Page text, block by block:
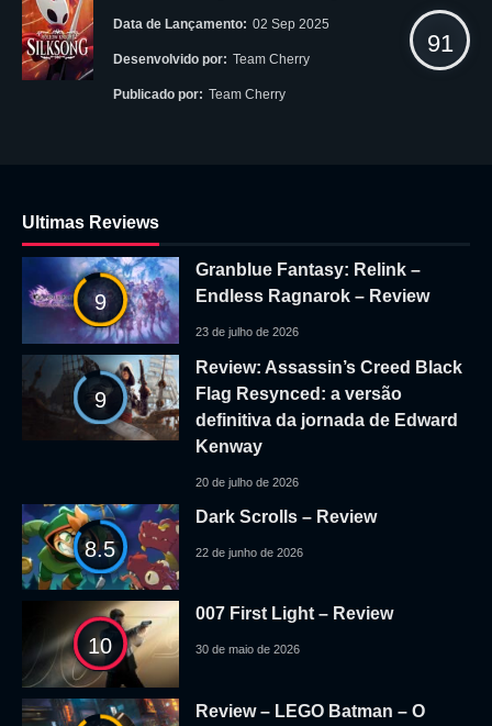
Data de Lançamento: 02 Sep 2025
Desenvolvido por: Team Cherry
Publicado por: Team Cherry
91
Ultimas Reviews
9
Granblue Fantasy: Relink –
Endless Ragnarok – Review
23 de julho de 2026
9
Review: Assassin’s Creed Black
Flag Resynced: a versão
definitiva da jornada de Edward
Kenway
20 de julho de 2026
8.5
Dark Scrolls – Review
22 de junho de 2026
10
007 First Light – Review
30 de maio de 2026
Review – LEGO Batman – O